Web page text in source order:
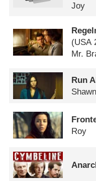
Joy
(USA
Mr.
Run
Roy